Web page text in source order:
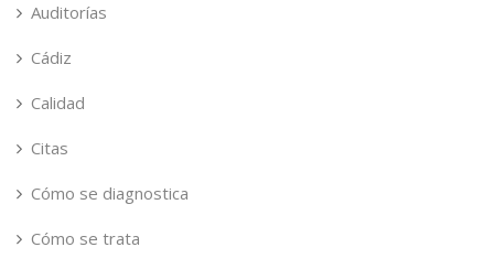
Auditorías
Cádiz
Calidad
Citas
Cómo se diagnostica
Cómo se trata